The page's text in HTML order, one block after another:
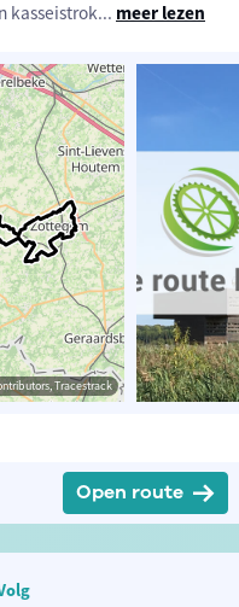
kasseistrok... meer lezen
Tracestrack
Open route
contributors, Tracestrack